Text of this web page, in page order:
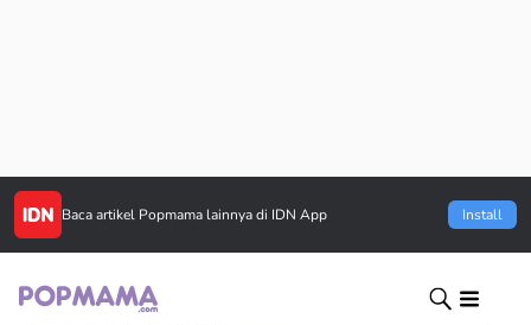
Baca artikel Popmama lainnya di IDN App Install